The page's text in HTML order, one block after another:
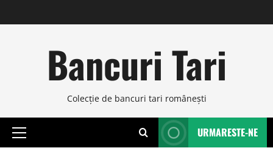
to
Bancuri Tari
Colecţie de bancuri tari româneşti
Primary
URMARESTE-NE